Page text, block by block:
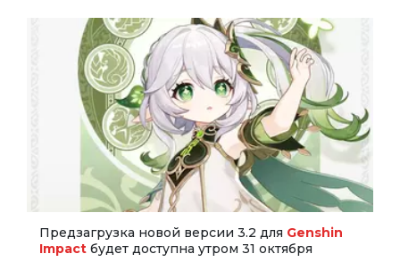
Предзагрузка новой версии 3.2 для Genshin
Impact будет доступна утром 31 октября